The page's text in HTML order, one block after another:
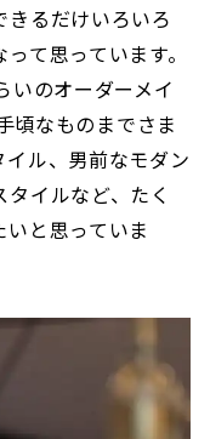
きるだけいろいろ
て思っています。
いのオーダーメイ
頃なものまでさま
ル、男前なモダン
イルなど、たく
と思っていま